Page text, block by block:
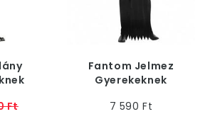
Ft
Fantom Jelmez
Gyerekeknek
7 590 Ft